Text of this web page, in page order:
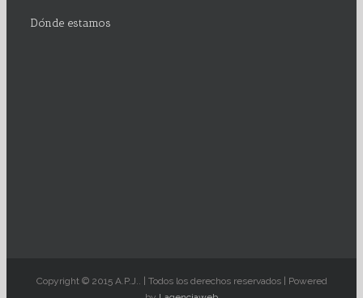
Dónde estamos
Copyright © 2015 A.P.J.. | Todos los derechos reservados | Powered